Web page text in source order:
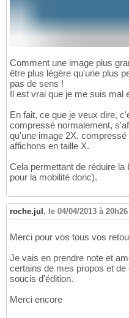
Comment une image plus
être plus légère qu'une plus
pas de sens !
Il est vrai que je me suis mal
En fait, ce que je veux dire,
compressé normalement,
qu'une image 2X,
affichons en taille X.
Cela permettant de réduire
pour la mobilité donc).
roche.jul , le 04/04/2013 à 20h26
Merci pour vos tous vos
Je vais en prendre note et
certains de mes propos et
soucis d'édition.
Merci encore